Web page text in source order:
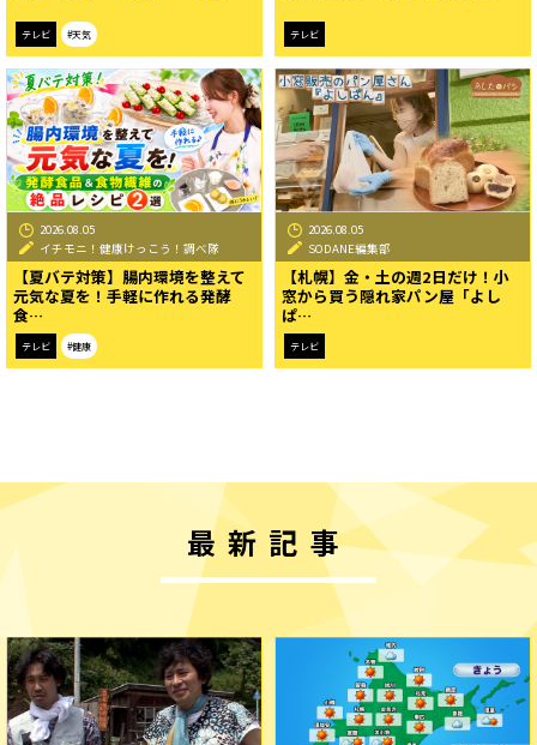
テレビ #天気 テレビ
2026.08.05
イチモニ！健康けっこう！調べ隊
【夏バテ対策】腸内環境を整えて
元気な夏を！手軽に作れる発酵
食…
テレビ #健康
2026.08.05
SODANE編集部
【札幌】金・土の週2日だけ！小
窓から買う隠れ家パン屋「よし
ぱ…
テレビ
最新記事